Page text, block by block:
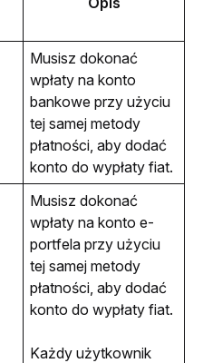
Musisz dokonać
wpłaty na konto
bankowe przy użyciu
tej samej metody
płatności, aby dodać
konto do wypłaty fiat.
Musisz dokonać
wpłaty na konto e-
portfela przy użyciu
tej samej metody
płatności, aby dodać
konto do wypłaty fiat.
Każdy użytkownik